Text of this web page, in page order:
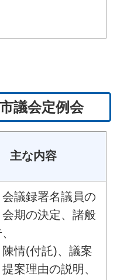
議会定例会
主な内容
会議録署名議員の
期の決定、諸般
情(付託)、議案
案理由の説明、